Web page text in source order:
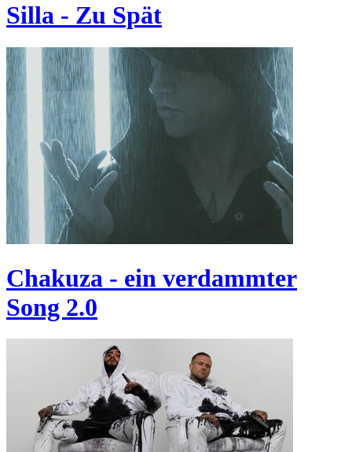
Silla - Zu Spät
Chakuza - ein verdammter
Song 2.0